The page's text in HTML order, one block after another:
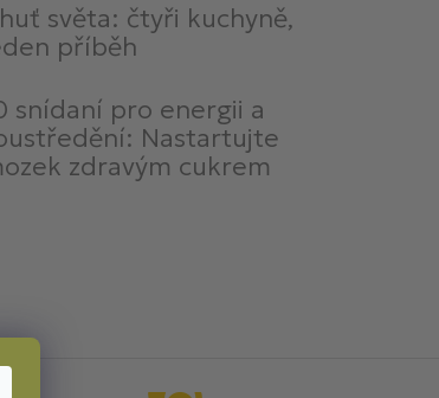
světa: čtyři kuchyně,
příběh
snídaní pro energii a
Nastartujte
zdravým cukrem